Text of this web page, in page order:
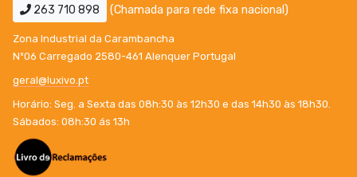
263 710 898 (Chamada para rede fixa nacional)
Zona Industrial da Carambancha
Nº06 Carregado 2580-461 Alenquer Portugal
geral@luxivo.pt
Horário: Seg. a Sexta das 08h:30 às 12h30 e das 14h30 às 18h30.
Sábados: 08h:30 ás 13h